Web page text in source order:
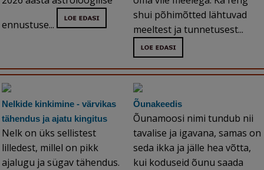
ennustuse...
shui põhimõtted lähtuvad
meeltest ja tunnetusest...
Nelkide kinkimine - värvikas
tähendus ja ajatu kingitus
Nelk on üks sellistest
lilledest, millel on pikk
ajalugu ja sügav tähendus.
Õunakeedis
Õunamoosi nimi tundub nii
tavalise ja igavana, samas on
seda ikka ja jälle hea võtta,
kui koduseid õunu saada